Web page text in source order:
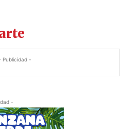
Publicidad -
-